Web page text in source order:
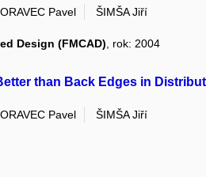
Pavel
ŠIMŠA Jiří
Design (FMCAD) , rok: 2004
than Back Edges in
Pavel
ŠIMŠA Jiří